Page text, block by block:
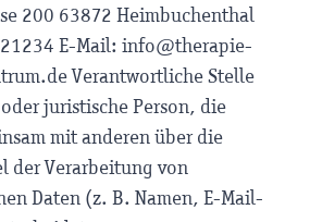
200 63872 Heimbuchenthal
E-Mail: info@therapie-
Verantwortliche Stelle
juristische Person, die
mit anderen über die
der Verarbeitung von
Daten (z. B. Namen, E-Mail-